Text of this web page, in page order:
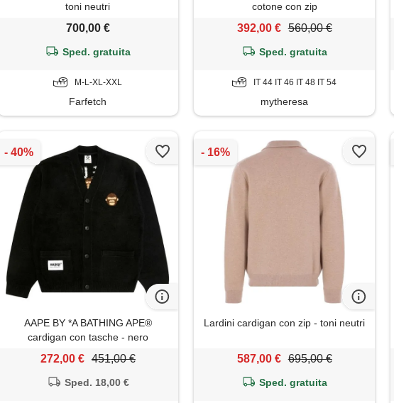
toni neutri
700,00 €
Sped. gratuita
M-L-XL-XXL
Farfetch
cotone con zip
392,00 € 560,00 €
Sped. gratuita
IT 44 IT 46 IT 48 IT 54
mytheresa
AAPE BY *A BATHING APE®
cardigan con tasche - nero
272,00 € 451,00 €
Sped. 18,00 €
Lardini cardigan con zip - toni neutri
587,00 € 695,00 €
Sped. gratuita